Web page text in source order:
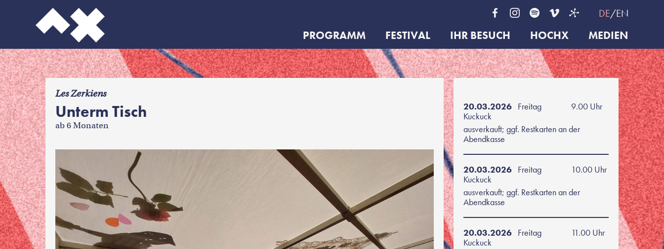
DE EN
PROGRAMM FESTIVAL IHR BESUCH HOCHX MEDIEN
f
Les Zerkiens
Unterm Tisch
ab 6 Monaten
20.03.2026 Freitag
9.00 Uhr
Kuckuck
ausverkauft; ggf. Restkarten an der
Abendkasse
20.03.2026 Freitag
10.00 Uhr
Kuckuck
ausverkauft; ggf. Restkarten an der
Abendkasse
20.03.2026 Freitag
11.00 Uhr
Kuckuck